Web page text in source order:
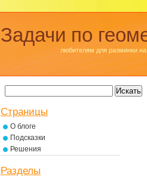
Задачи по
любителям для разминки на
Страницы
О блоге
Подсказки
Решения
Разделы